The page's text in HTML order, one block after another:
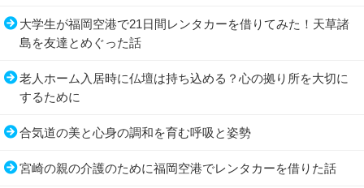
大学生が福岡空港で21日間レンタカーを借りてみた！天草諸
島を友達とめぐった話
老人ホーム入居時に仏壇は持ち込める？心の拠り所を大切に
するために
合気道の美と心身の調和を育む呼吸と姿勢
宮崎の親の介護のために福岡空港でレンタカーを借りた話